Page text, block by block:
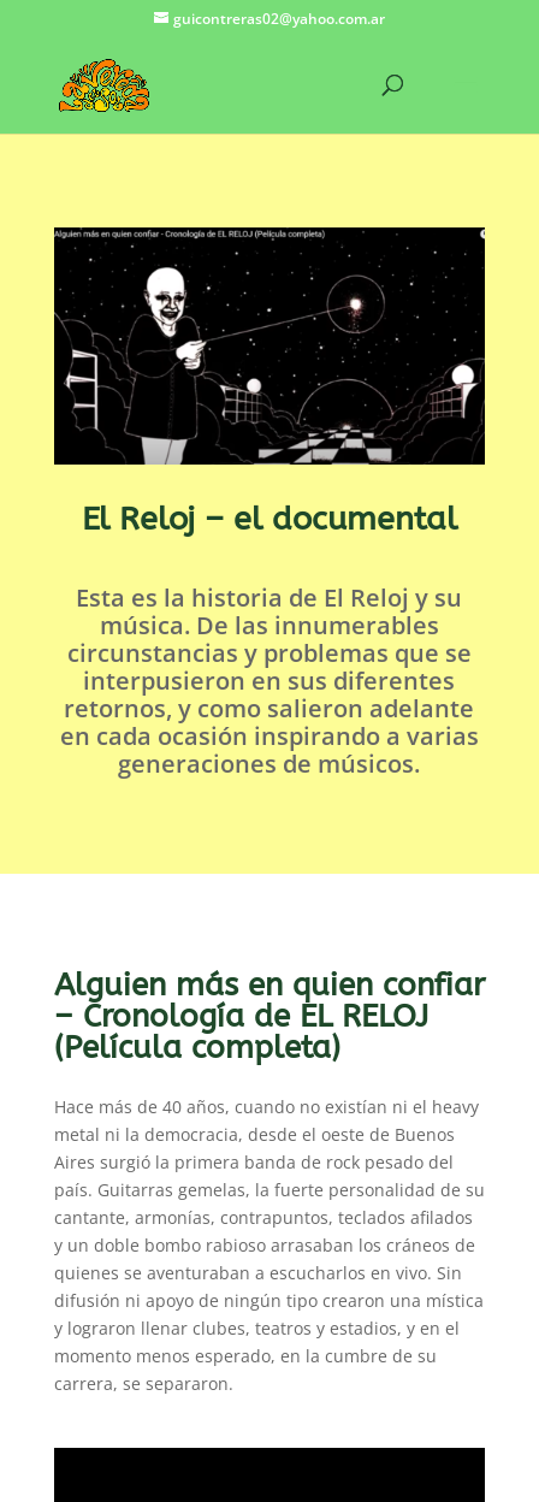
guicontreras02@yahoo.com.ar
El Reloj – el documental
Esta es la historia de El Reloj y su
música. De las innumerables
circunstancias y problemas que se
interpusieron en sus diferentes
retornos, y como salieron adelante
en cada ocasión inspirando a varias
generaciones de músicos.
Alguien más en quien confiar
– Cronología de EL RELOJ
(Película completa)
Hace más de 40 años, cuando no existían ni el heavy
metal ni la democracia, desde el oeste de Buenos
Aires surgió la primera banda de rock pesado del
país. Guitarras gemelas, la fuerte personalidad de su
cantante, armonías, contrapuntos, teclados afilados
y un doble bombo rabioso arrasaban los cráneos de
quienes se aventuraban a escucharlos en vivo. Sin
difusión ni apoyo de ningún tipo crearon una mística
y lograron llenar clubes, teatros y estadios, y en el
momento menos esperado, en la cumbre de su
carrera, se separaron.